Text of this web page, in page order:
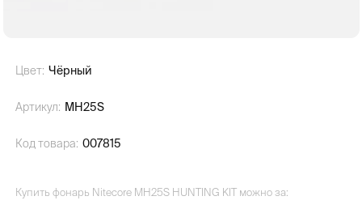
Цвет: Чёрный
Артикул: MH25S
Код товара: 007815
Купить фонарь Nitecore MH25S HUNTING KIT можно за: